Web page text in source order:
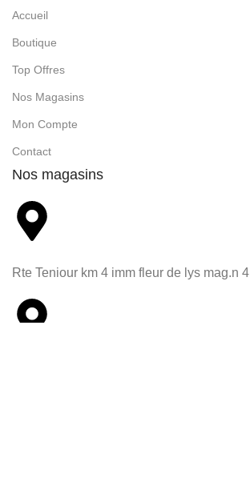
Accueil
Boutique
Top Offres
Nos Magasins
Mon Compte
Contact
Nos magasins
Rte Teniour km 4 imm fleur de lys mag.n 4